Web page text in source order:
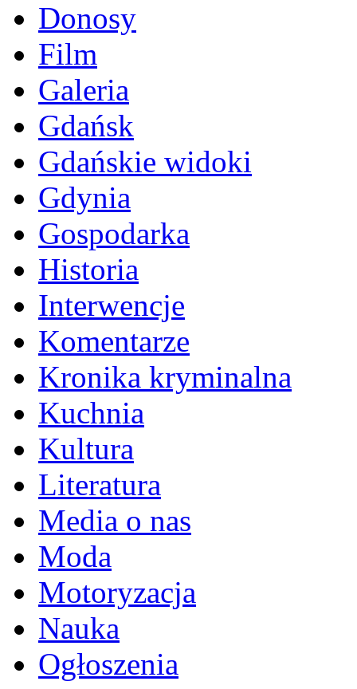
Donosy
Film
Galeria
Gdańsk
Gdańskie widoki
Gdynia
Gospodarka
Historia
Interwencje
Komentarze
Kronika kryminalna
Kuchnia
Kultura
Literatura
Media o nas
Moda
Motoryzacja
Nauka
Ogłoszenia